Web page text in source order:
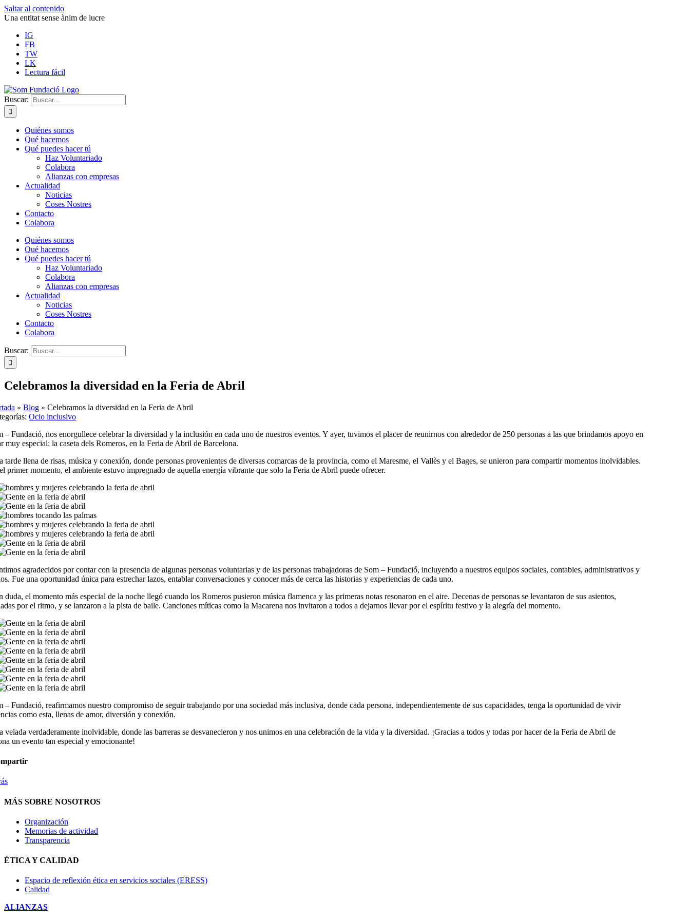
Saltar al contenido
Una entitat sense ànim de lucre
IG
FB
TW
LK
Lectura fácil
Buscar:
Quiénes somos
Qué hacemos
Qué puedes hacer tú
Haz Voluntariado
Colabora
Alianzas con empresas
Actualidad
Noticias
Coses Nostres
Contacto
Colabora
Quiénes somos
Qué hacemos
Qué puedes hacer tú
Haz Voluntariado
Colabora
Alianzas con empresas
Actualidad
Noticias
Coses Nostres
Contacto
Colabora
Buscar:
Celebramos la diversidad en la Feria de Abril
»Blog »Celebramos la diversidad en la Feria de Abril
Ocio inclusivo
– Fundació, nos enorgullece celebrar la diversidad y la inclusión en cada uno de nuestros eventos. Y ayer, tuvimos el placer de reunirnos con alrededor de 250 personas a las que brindamos apoyo en
muy especial: la caseta dels Romeros, en la Feria de Abril de Barcelona.
tarde llena de risas, música y conexión, donde personas provenientes de diversas comarcas de la provincia, como el Maresme, el Vallès y el Bages, se unieron para compartir momentos inolvidables.
primer momento, el ambiente estuvo impregnado de aquella energía vibrante que solo la Feria de Abril puede ofrecer.
agradecidos por contar con la presencia de algunas personas voluntarias y de las personas trabajadoras de Som – Fundació, incluyendo a nuestros equipos sociales, contables, administrativos y
Fue una oportunidad única para estrechar lazos, entablar conversaciones y conocer más de cerca las historias y experiencias de cada uno.
duda, el momento más especial de la noche llegó cuando los Romeros pusieron música flamenca y las primeras notas resonaron en el aire. Decenas de personas se levantaron de sus asientos,
por el ritmo, y se lanzaron a la pista de baile. Canciones míticas como la Macarena nos invitaron a todos a dejarnos llevar por el espíritu festivo y la alegría del momento.
– Fundació, reafirmamos nuestro compromiso de seguir trabajando por una sociedad más inclusiva, donde cada persona, independientemente de sus capacidades, tenga la oportunidad de vivir
como esta, llenas de amor, diversión y conexión.
velada verdaderamente inolvidable, donde las barreras se desvanecieron y nos unimos en una celebración de la vida y la diversidad. ¡Gracias a todos y todas por hacer de la Feria de Abril de
un evento tan especial y emocionante!
MÁS SOBRE NOSOTROS
Organización
Memorias de actividad
Transparencia
ÉTICA Y CALIDAD
Espacio de reflexión ética en servicios sociales (ERESS)
Calidad
ALIANZAS